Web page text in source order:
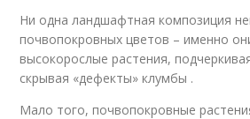
Ни одна ландшафтная композиция
почвопокровных цветов – именно
высокорослые растения,
скрывая «дефекты» клумбы .
Мало того, почвопокровные